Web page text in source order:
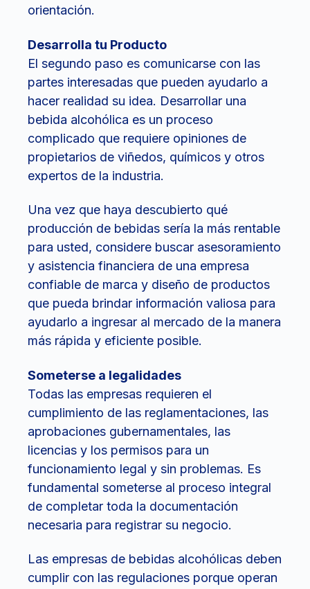
orientación.
Desarrolla tu Producto
El segundo paso es comunicarse con las
partes interesadas que pueden ayudarlo a
hacer realidad su idea. Desarrollar una
bebida alcohólica es un proceso
complicado que requiere opiniones de
propietarios de viñedos, químicos y otros
expertos de la industria.
Una vez que haya descubierto qué
producción de bebidas sería la más rentable
para usted, considere buscar asesoramiento
y asistencia financiera de una empresa
confiable de marca y diseño de productos
que pueda brindar información valiosa para
ayudarlo a ingresar al mercado de la manera
más rápida y eficiente posible.
Someterse a legalidades
Todas las empresas requieren el
cumplimiento de las reglamentaciones, las
aprobaciones gubernamentales, las
licencias y los permisos para un
funcionamiento legal y sin problemas. Es
fundamental someterse al proceso integral
de completar toda la documentación
necesaria para registrar su negocio.
Las empresas de bebidas alcohólicas deben
cumplir con las regulaciones porque operan